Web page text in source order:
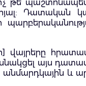
պաշտոնապես
Դատական
վայրերը
այս
անմարդկային և